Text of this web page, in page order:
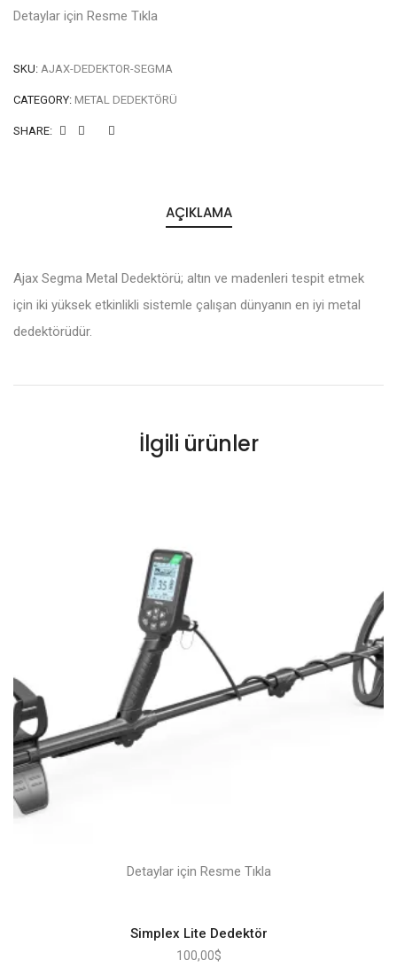
Detaylar için Resme Tıkla
SKU: AJAX-DEDEKTOR-SEGMA
CATEGORY: METAL DEDEKTÖRÜ
SHARE:
AÇIKLAMA
Ajax Segma Metal Dedektörü; altın ve madenleri tespit etmek
için iki yüksek etkinlikli sistemle çalışan dünyanın en iyi metal
dedektörüdür.
İlgili ürünler
Detaylar için Resme Tıkla
Simplex Lite Dedektör
100,00$